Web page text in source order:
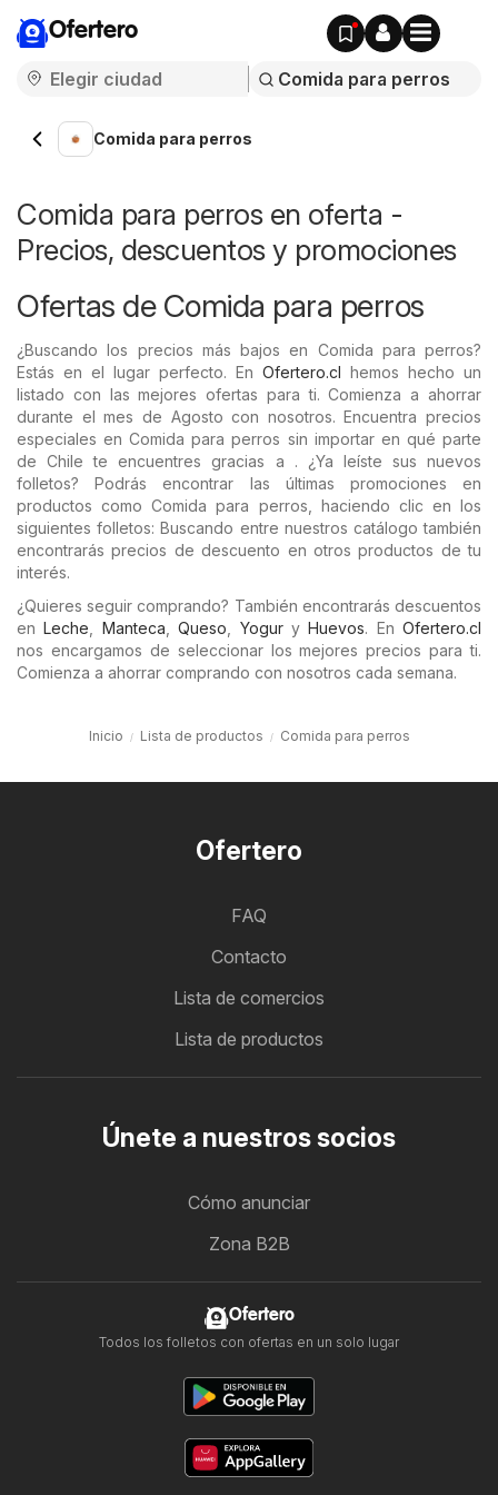
Ofertero
Comida para perros
Comida para perros en oferta -
Precios, descuentos y promociones
Ofertas de Comida para perros
¿Buscando los precios más bajos en Comida para perros?
Estás en el lugar perfecto. En Ofertero.cl hemos hecho un
listado con las mejores ofertas para ti. Comienza a ahorrar
durante el mes de Agosto con nosotros. Encuentra precios
especiales en Comida para perros sin importar en qué parte
de Chile te encuentres gracias a . ¿Ya leíste sus nuevos
folletos? Podrás encontrar las últimas promociones en
productos como Comida para perros, haciendo clic en los
siguientes folletos: Buscando entre nuestros catálogo también
encontrarás precios de descuento en otros productos de tu
interés.
¿Quieres seguir comprando? También encontrarás descuentos
enLeche Manteca ,Queso YoguryHuevos. En Ofertero.cl
nos encargamos de seleccionar los mejores precios para ti.
Comienza a ahorrar comprando con nosotros cada semana.
Inicio Lista de productos Comida para perros
Ofertero
FAQ
Contacto
Lista de comercios
Lista de productos
Únete a nuestros socios
Cómo anunciar
Zona B2B
Ofertero
Todos los folletos con ofertas en un solo lugar